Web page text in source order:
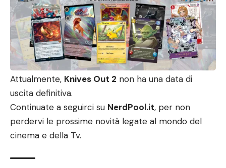
Attualmente, Knives Out 2 non ha una data di
uscita definitiva.
Continuate a seguirci su NerdPool.it, per non
perdervi le prossime novità legate al mondo del
cinema e della Tv.